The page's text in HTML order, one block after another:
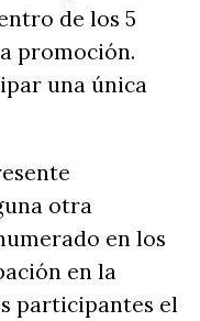
de los 5
promoción.
una única
otra
en los
en la
participantes el